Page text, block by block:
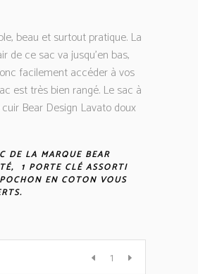
beau et surtout pratique. La
de ce sac va jusqu’en bas,
facilement accéder à vos
est très bien rangé. Le sac à
Bear Design Lavato doux
DE LA MARQUE BEAR
1 PORTE CLÉ ASSORTI
EN COTON VOUS